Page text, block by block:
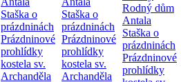
Staška o
prázdninách
Prázdninové
prohlídky
kostela sv.
Archanděla
Staška o
prázdninách
Prázdninové
prohlídky
kostela sv.
Archanděla
Rodný dům
Antala
Staška o
prázdninách
Prázdninové
prohlídky